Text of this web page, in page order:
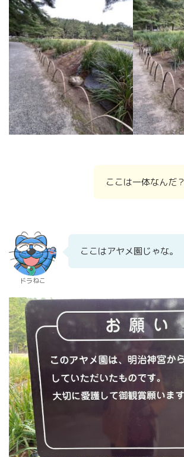
ここは一体なんだ？
ドラねこ
ここはアヤメ園じゃな。